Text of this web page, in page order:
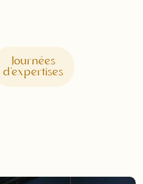
Journées
d'expertises